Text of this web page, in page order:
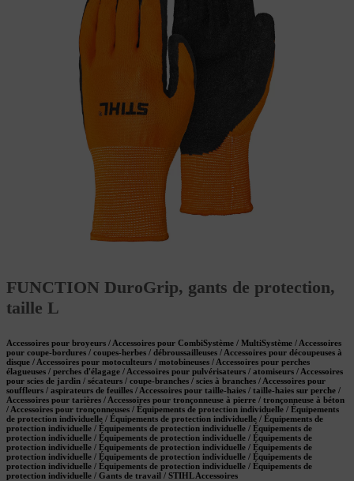
FUNCTION DuroGrip, gants de protection,
taille L
Accessoires pour broyeurs / Accessoires pour CombiSystème / MultiSystème / Accessoires
pour coupe-bordures / coupes-herbes / débroussailleuses / Accessoires pour découpeuses à
disque / Accessoires pour motoculteurs / motobineuses / Accessoires pour perches
élagueuses / perches d'élagage / Accessoires pour pulvérisateurs / atomiseurs / Accessoires
pour scies de jardin / sécateurs / coupe-branches / scies à branches / Accessoires pour
souffleurs / aspirateurs de feuilles / Accessoires pour taille-haies / taille-haies sur perche /
Accessoires pour tarières / Accessoires pour tronçonneuse à pierre / tronçonneuse à béton
/ Accessoires pour tronçonneuses / Équipements de protection individuelle / Équipements
de protection individuelle / Équipements de protection individuelle / Équipements de
protection individuelle / Équipements de protection individuelle / Équipements de
protection individuelle / Équipements de protection individuelle / Équipements de
protection individuelle / Équipements de protection individuelle / Équipements de
protection individuelle / Équipements de protection individuelle / Équipements de
protection individuelle / Équipements de protection individuelle / Équipements de
protection individuelle / Gants de travail / STIHL Accessoires